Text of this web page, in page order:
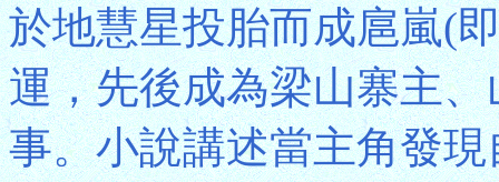
於地慧星投胎而成扈嵐(
運，先後成為梁山寨主
事。小說講述當主角發